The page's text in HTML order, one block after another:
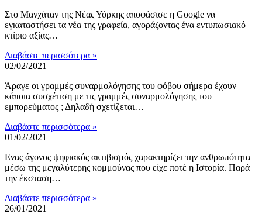
Στο Μανχάταν της Νέας Υόρκης αποφάσισε η Google να
εγκαταστήσει τα νέα της γραφεία, αγοράζοντας ένα εντυπωσιακό
κτίριο αξίας…
Διαβάστε περισσότερα »
02/02/2021
Άραγε οι γραμμές συναρμολόγησης του φόβου σήμερα έχουν
κάποια συσχέτιση με τις γραμμές συναρμολόγησης του
εμπορεύματος ; Δηλαδή σχετίζεται…
Διαβάστε περισσότερα »
01/02/2021
Ενας άγονος ψηφιακός ακτιβισμός χαρακτηρίζει την ανθρωπότητα
μέσω της μεγαλύτερης κομμούνας που είχε ποτέ η Ιστορία. Παρά
την έκσταση…
Διαβάστε περισσότερα »
26/01/2021